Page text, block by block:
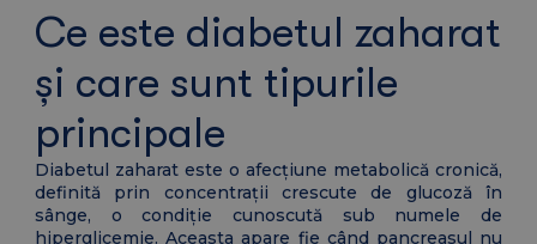
Ce este diabetul zaharat
și care sunt tipurile
principale
Diabetul zaharat este o afecțiune metabolică cronică,
definită prin concentrații crescute de glucoză în
sânge, o condiție cunoscută sub numele de
hiperglicemie. Aceasta apare fie când pancreasul nu